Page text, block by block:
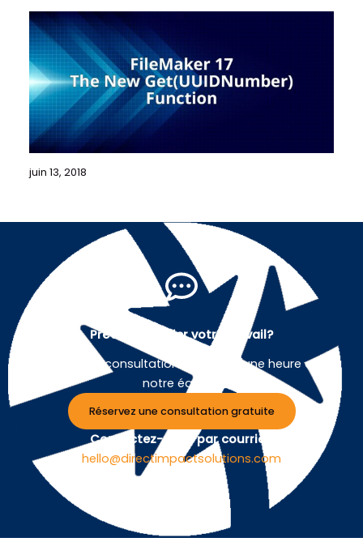
juin 13, 2018
Prêt à simplifier votre travail?
Planifiez une consultation gratuite d'une heure avec
notre équipe.
Réservez une consultation gratuite
Contactez-nous par courriel :
hello@directimpactsolutions.com